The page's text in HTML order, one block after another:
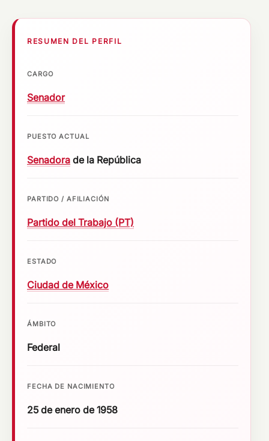
RESUMEN DEL PERFIL
CARGO
Senador
PUESTO ACTUAL
Senadora de la República
PARTIDO / AFILIACIÓN
Partido del Trabajo (PT)
ESTADO
Ciudad de México
ÁMBITO
Federal
FECHA DE NACIMIENTO
25 de enero de 1958